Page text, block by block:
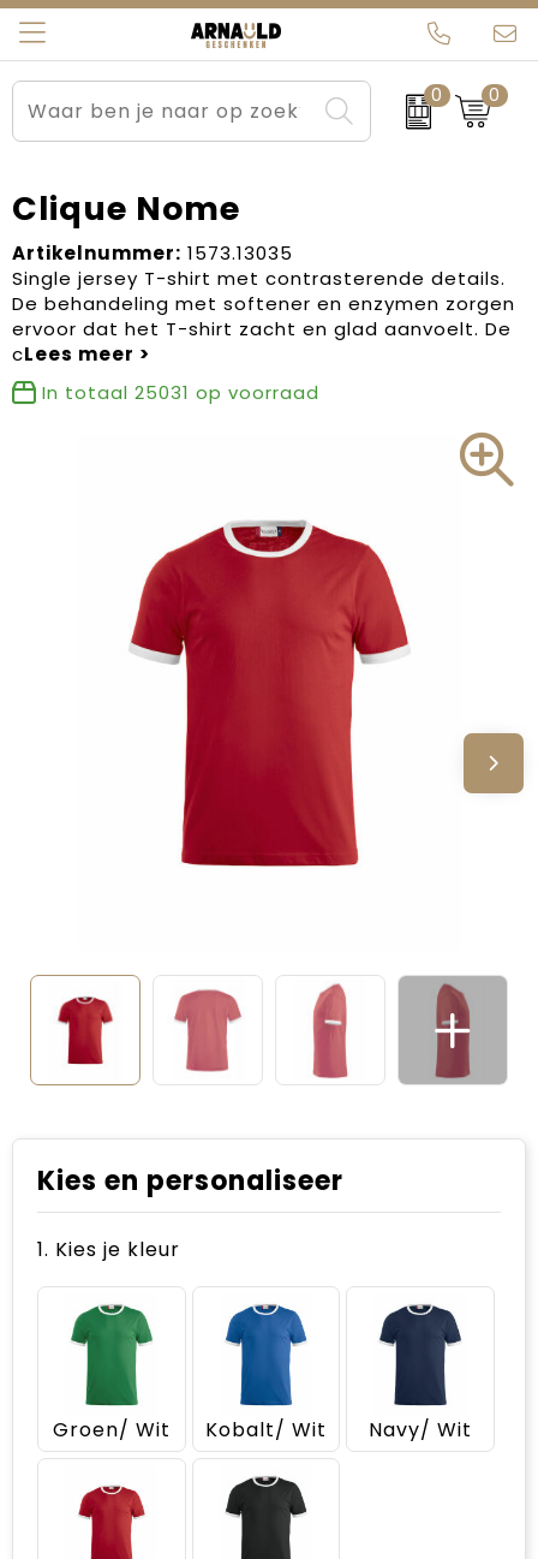
0 0
Relatiegeschenken
Sportkleding
Werkkleding
Kleding en textiel
Tassen
Beurs en Evenementen
Brievenbuspakketten
Carnaval
Dag van de Zorg
Kerstartikelen
Sinterklaas
Verjaardagen
Zomergeschenken
Zomerpakketten
Arnauld Kerstpakketten
MijnEigenKadootje
Ons team
Contact
Blogs
Clique Nome
Artikelnummer: 1573.13035
Single jersey T-shirt met contrasterende details.
De behandeling met softener en enzymen zorgen
ervoor dat het T-shirt zacht en glad aanvoelt. De
c
In totaal 25031 op voorraad
Kies en personaliseer
1. Kies je kleur
Groen/ Wit Kobalt/ Wit Navy/ Wit